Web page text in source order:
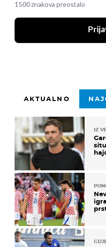
1500 znakova preostalo
AKTUALNO
IZ